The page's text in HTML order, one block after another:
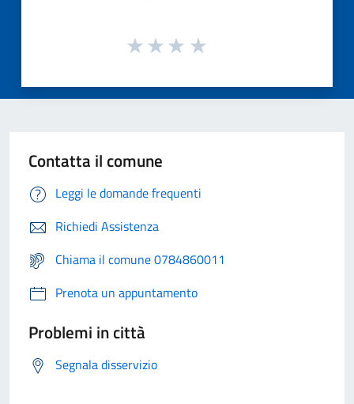
Contatta il comune
Leggi le domande frequenti
Richiedi Assistenza
Chiama il comune 0784860011
Prenota un appuntamento
Problemi in città
Segnala disservizio